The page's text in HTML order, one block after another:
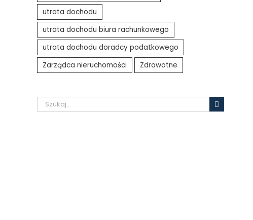
utrata dochodu
utrata dochodu biura rachunkowego
utrata dochodu doradcy podatkowego
Zarządca nieruchomości
Zdrowotne
Szukaj